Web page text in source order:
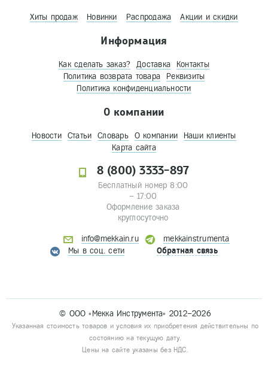
Хиты продаж Новинки Распродажа Акции и скидки
Информация
Как сделать заказ? Доставка
Контакты
Политика возврата товара
Реквизиты
Политика конфиденциальности
О компании
Новости Статьи Словарь О компании
Наши клиенты
Карта сайта
8 (800) 3333-897
Бесплатный номер 8:00
– 17:00
Оформление заказа
круглосуточно
info@mekkain.ru
mekkainstrumenta
Мы в соц. сети
Обратная связь
© ООО «Мекка Инструмента» 2012–2026
Указанная стоимость товаров и условия их приобретения действительны по
состоянию на текущую дату.
Цены на сайте указаны без НДС.